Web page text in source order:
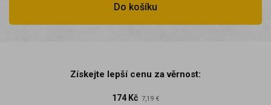
Do košíku
Získejte lepší cenu za věrnost:
174 Kč 7,19 €